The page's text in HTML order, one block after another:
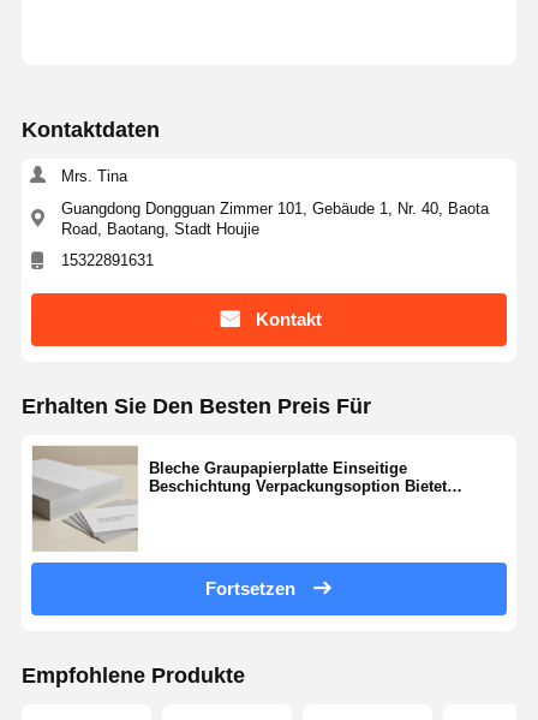
Kontaktdaten
Mrs. Tina
Guangdong Dongguan Zimmer 101, Gebäude 1, Nr. 40, Baota
Road, Baotang, Stadt Houjie
15322891631
Kontakt
Erhalten Sie Den Besten Preis Für
Bleche Graupapierplatte Einseitige
Beschichtung Verpackungsoption Bietet
Fortsetzen
Empfohlene Produkte